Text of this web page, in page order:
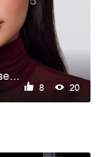
Нейрофотосессия ювелирных украшений PDPAOLA VENUS / AI-визуализация
8 20